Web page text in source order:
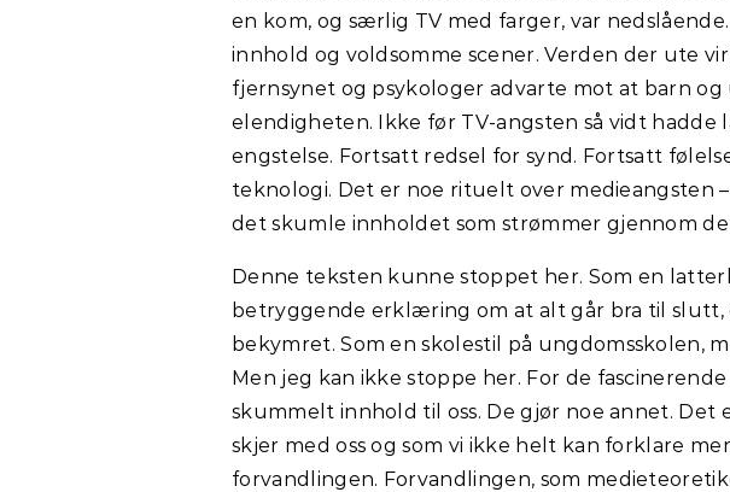
en kom, og særlig TV med farger, var
innhold og voldsomme scener. Verden der ute
fjernsynet og psykologer advarte mot at barn
elendigheten. Ikke før TV-angsten så vidt hadde
engstelse. Fortsatt redsel for synd. Fortsatt
teknologi. Det er noe rituelt over medieangsten
det skumle innholdet som strømmer gjennom
Denne teksten kunne stoppet her. Som en
betryggende erklæring om at alt går bra til slutt,
bekymret. Som en skolestil på ungdomsskolen,
Men jeg kan ikke stoppe her. For de
skummelt innhold til oss. De gjør noe annet. Det
skjer med oss og som vi ikke helt kan forklare
forvandlingen. Forvandlingen, som